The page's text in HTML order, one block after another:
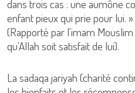
dans trois cas : une aumône
enfant pieux qui prie pour lui. »
(Rapporté par l'imam
qu'Allah soit satisfait de lui).
La sadaqa jariyah (charité